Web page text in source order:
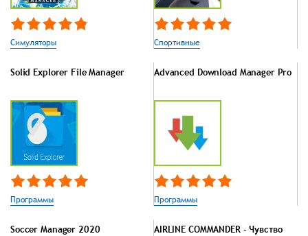
Симуляторы Спортивные
Solid Explorer File Manager
Программы
Advanced Download Manager Pro
Программы
Soccer Manager 2020 AIRLINE COMMANDER - Чувство